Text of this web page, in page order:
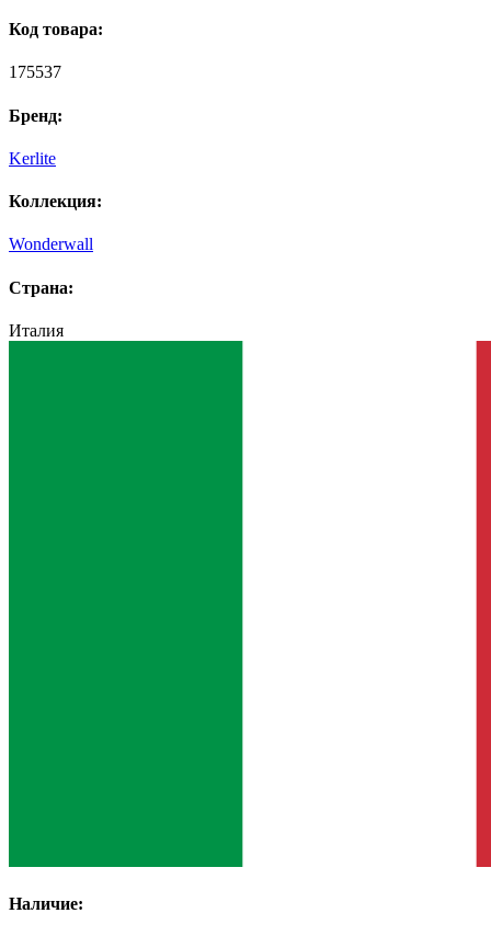
Код товара:
175537
Бренд:
Kerlite
Коллекция:
Wonderwall
Страна:
Италия
Наличие: